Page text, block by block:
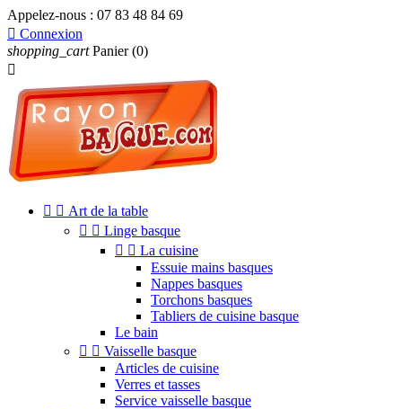
Appelez-nous : 07 83 48 84 69
 Connexion
shopping_cart Panier (0)

  Art de la table
  Linge basque
  La cuisine
Essuie mains basques
Nappes basques
Torchons basques
Tabliers de cuisine basque
Le bain
  Vaisselle basque
Articles de cuisine
Verres et tasses
Service vaisselle basque